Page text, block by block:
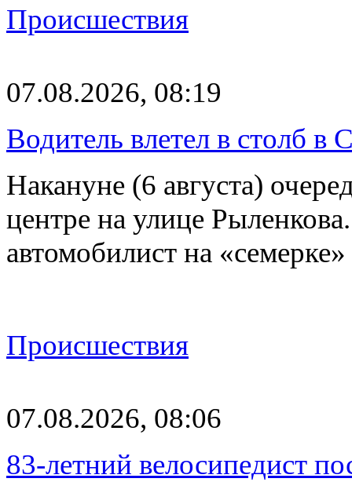
Происшествия
07.08.2026, 08:19
Водитель влетел в столб в
Накануне (6 августа)
центре на улице
автомобилист на
Происшествия
07.08.2026, 08:06
83-летний велосипедист